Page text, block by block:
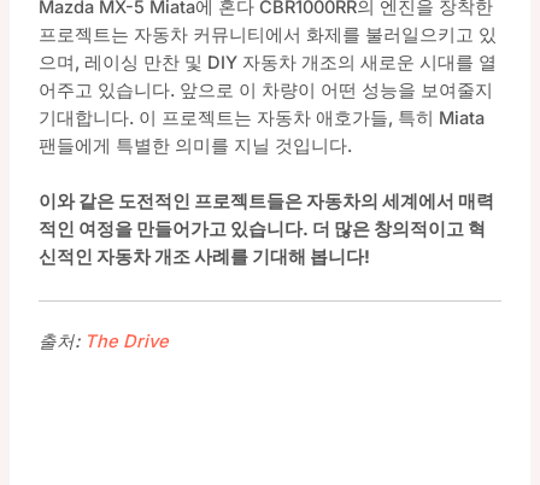
Mazda MX-5 Miata에 혼다 CBR1000RR의 엔진을 장착한
프로젝트는 자동차 커뮤니티에서 화제를 불러일으키고 있
으며, 레이싱 만찬 및 DIY 자동차 개조의 새로운 시대를 열
어주고 있습니다. 앞으로 이 차량이 어떤 성능을 보여줄지
기대합니다. 이 프로젝트는 자동차 애호가들, 특히 Miata
팬들에게 특별한 의미를 지닐 것입니다.
이와 같은 도전적인 프로젝트들은 자동차의 세계에서 매력
적인 여정을 만들어가고 있습니다. 더 많은 창의적이고 혁
신적인 자동차 개조 사례를 기대해 봅니다!
출처: The Drive